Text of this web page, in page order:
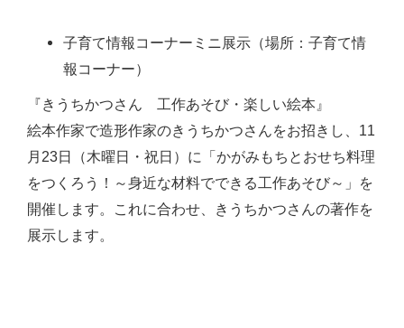
子育て情報コーナーミニ展示（場所：子育て情
報コーナー）
『きうちかつさん 工作あそび・楽しい絵本』
絵本作家で造形作家のきうちかつさんをお招きし、11
月23日（木曜日・祝日）に「かがみもちとおせち料理
をつくろう！～身近な材料でできる工作あそび～」を
開催します。これに合わせ、きうちかつさんの著作を
展示します。